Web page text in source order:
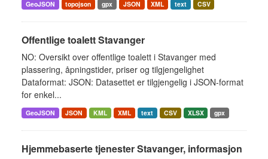
GeoJSON topojson gpx JSON XML text CSV
Offentlige toalett Stavanger
NO: Oversikt over offentlige toalett i Stavanger med
plassering, åpningstider, priser og tilgjengelighet
Dataformat: JSON: Datasettet er tilgjengelig i JSON-format
for enkel...
GeoJSON JSON KML XML text CSV XLSX gpx
Hjemmebaserte tjenester Stavanger, informasjon